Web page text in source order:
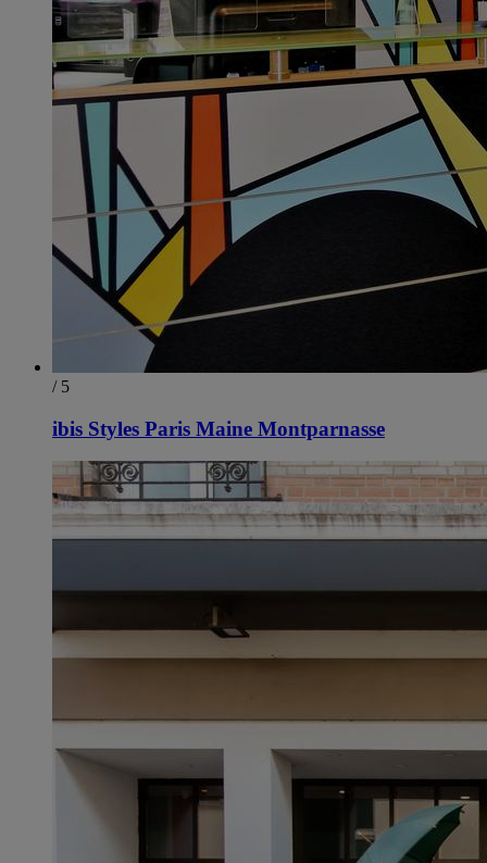
/ 5
ibis Styles Paris Maine Montparnasse